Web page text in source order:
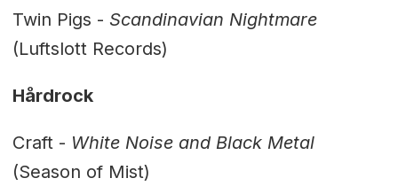
Twin Pigs - Scandinavian Nightmare
(Luftslott Records)
Hårdrock
Craft - White Noise and Black Metal
(Season of Mist)